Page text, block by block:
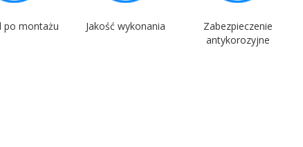
po montażu Jakość wykonania
Zabezpieczenie
antykorozyjne